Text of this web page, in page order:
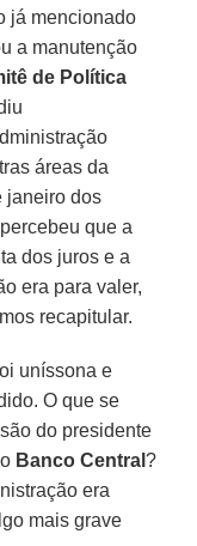
já mencionado
a manutenção
de Política
áreas da
janeiro dos
que a
dos juros e a
era para valer,
recapitular.
uníssona e
O que se
do presidente
Banco Central?
era
mais grave